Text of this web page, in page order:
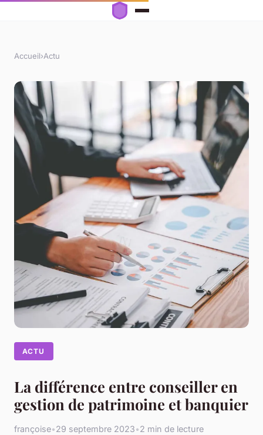
Accueil›Actu
ACTU
La différence entre conseiller en
gestion de patrimoine et banquier
françoise•29 septembre 2023•2 min de lecture